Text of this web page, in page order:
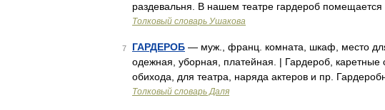
раздевальня. В нашем театре гардероб
Толковый словарь Ушакова
7 ГАРДЕРОБ — муж., франц. комната, шкаф, место
одежная, уборная, платейная. | Гардероб,
обихода, для театра, наряда актеров и пр.
Толковый словарь Даля